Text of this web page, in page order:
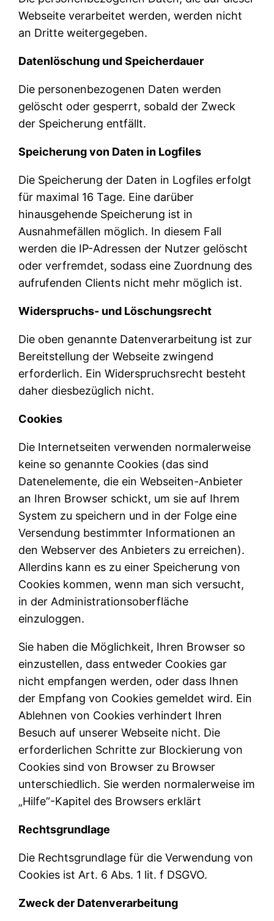
Webseite verarbeitet werden, werden nicht
an Dritte weitergegeben.
Datenlöschung und Speicherdauer
Die personenbezogenen Daten werden
gelöscht oder gesperrt, sobald der Zweck
der Speicherung entfällt.
Speicherung von Daten in Logfiles
Die Speicherung der Daten in Logfiles erfolgt
für maximal 16 Tage. Eine darüber
hinausgehende Speicherung ist in
Ausnahmefällen möglich. In diesem Fall
werden die IP-Adressen der Nutzer gelöscht
oder verfremdet, sodass eine Zuordnung des
aufrufenden Clients nicht mehr möglich ist.
Widerspruchs- und Löschungsrecht
Die oben genannte Datenverarbeitung ist zur
Bereitstellung der Webseite zwingend
erforderlich. Ein Widerspruchsrecht besteht
daher diesbezüglich nicht.
Cookies
Die Internetseiten verwenden normalerweise
keine so genannte Cookies (das sind
Datenelemente, die ein Webseiten-Anbieter
an Ihren Browser schickt, um sie auf Ihrem
System zu speichern und in der Folge eine
Versendung bestimmter Informationen an
den Webserver des Anbieters zu erreichen).
Allerdins kann es zu einer Speicherung von
Cookies kommen, wenn man sich versucht,
in der Administrationsoberfläche
einzuloggen.
Sie haben die Möglichkeit, Ihren Browser so
einzustellen, dass entweder Cookies gar
nicht empfangen werden, oder dass Ihnen
der Empfang von Cookies gemeldet wird. Ein
Ablehnen von Cookies verhindert Ihren
Besuch auf unserer Webseite nicht. Die
erforderlichen Schritte zur Blockierung von
Cookies sind von Browser zu Browser
unterschiedlich. Sie werden normalerweise im
„Hilfe“-Kapitel des Browsers erklärt
Rechtsgrundlage
Die Rechtsgrundlage für die Verwendung von
Cookies ist Art. 6 Abs. 1 lit. f DSGVO.
Zweck der Datenverarbeitung